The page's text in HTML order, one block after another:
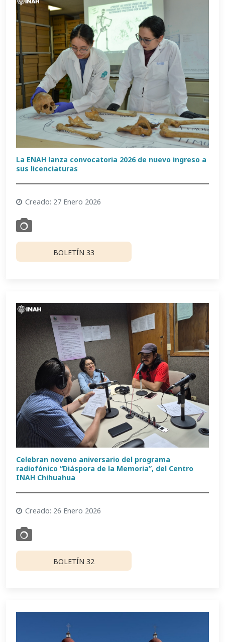
La ENAH lanza convocatoria 2026 de nuevo ingreso a
sus licenciaturas
Creado: 27 Enero 2026
BOLETÍN 33
Celebran noveno aniversario del programa
radiofónico “Diáspora de la Memoria”, del Centro
INAH Chihuahua
Creado: 26 Enero 2026
BOLETÍN 32